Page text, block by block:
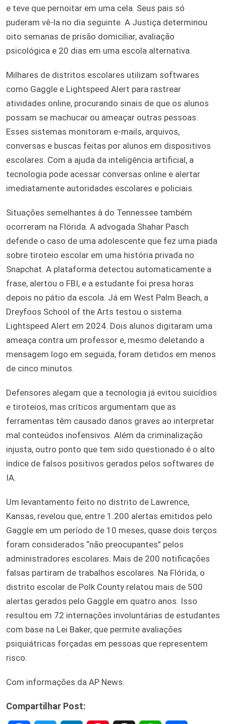
e teve que pernoitar em uma cela. Seus pais só
puderam vê-la no dia seguinte. A Justiça determinou
oito semanas de prisão domiciliar, avaliação
psicológica e 20 dias em uma escola alternativa.
Milhares de distritos escolares utilizam softwares
como Gaggle e Lightspeed Alert para rastrear
atividades online, procurando sinais de que os alunos
possam se machucar ou ameaçar outras pessoas.
Esses sistemas monitoram e-mails, arquivos,
conversas e buscas feitas por alunos em dispositivos
escolares. Com a ajuda da inteligência artificial, a
tecnologia pode acessar conversas online e alertar
imediatamente autoridades escolares e policiais.
Situações semelhantes à do Tennessee também
ocorreram na Flórida. A advogada Shahar Pasch
defende o caso de uma adolescente que fez uma piada
sobre tiroteio escolar em uma história privada no
Snapchat. A plataforma detectou automaticamente a
frase, alertou o FBI, e a estudante foi presa horas
depois no pátio da escola. Já em West Palm Beach, a
Dreyfoos School of the Arts testou o sistema
Lightspeed Alert em 2024. Dois alunos digitaram uma
ameaça contra um professor e, mesmo deletando a
mensagem logo em seguida, foram detidos em menos
de cinco minutos.
Defensores alegam que a tecnologia já evitou suicídios
e tiroteios, mas críticos argumentam que as
ferramentas têm causado danos graves ao interpretar
mal conteúdos inofensivos. Além da criminalização
injusta, outro ponto que tem sido questionado é o alto
índice de falsos positivos gerados pelos softwares de
IA.
Um levantamento feito no distrito de Lawrence,
Kansas, revelou que, entre 1.200 alertas emitidos pelo
Gaggle em um período de 10 meses, quase dois terços
foram considerados “não preocupantes” pelos
administradores escolares. Mais de 200 notificações
falsas partiram de trabalhos escolares. Na Flórida, o
distrito escolar de Polk County relatou mais de 500
alertas gerados pelo Gaggle em quatro anos. Isso
resultou em 72 internações involuntárias de estudantes
com base na Lei Baker, que permite avaliações
psiquiátricas forçadas em pessoas que representem
risco.
Com informações da AP News.
Compartilhar Post: